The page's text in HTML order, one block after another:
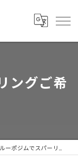
ングご希
ルーポジムでスパーリングご希望の方